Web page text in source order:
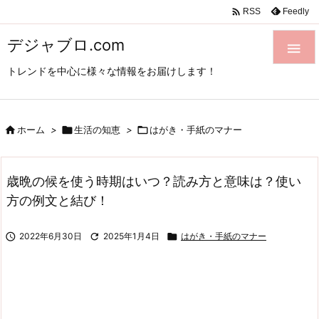
デジャブロ.com
トレンドを中心に様々な情報をお届けします！

 RSS Feedly
ホーム > 生活の知恵 > はがき・手紙のマナー
歳晩の候を使う時期はいつ？読み方と意味は？使い
方の例文と結び！
 2022年6月30日  2025年1月4日  はがき・手紙のマナー